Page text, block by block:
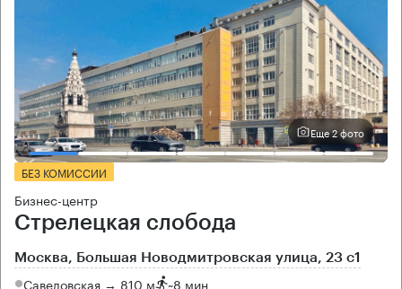
Еще 2 фото
БЕЗ КОМИССИИ
Бизнес-центр
Стрелецкая слобода
Москва, Большая Новодмитровская улица, 23 с1
Савеловская → 810 м ~8 мин